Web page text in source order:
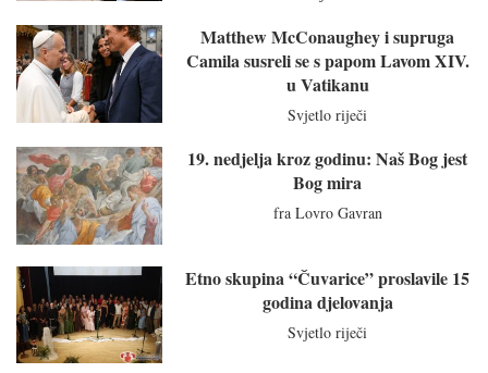
Matthew McConaughey i supruga
Camila susreli se s papom Lavom XIV.
u Vatikanu
Svjetlo riječi
19. nedjelja kroz godinu: Naš Bog jest
Bog mira
fra Lovro Gavran
Etno skupina “Čuvarice” proslavile 15
godina djelovanja
Svjetlo riječi